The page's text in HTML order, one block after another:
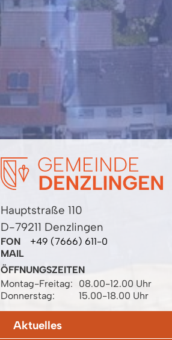
Hauptstraße 110
D-79211 Denzlingen
FON
+49 (7666) 611-0
MAIL
ÖFFNUNGSZEITEN
Montag-Freitag:
08.00-12.00 Uhr
Donnerstag:
15.00-18.00 Uhr
Aktuelles